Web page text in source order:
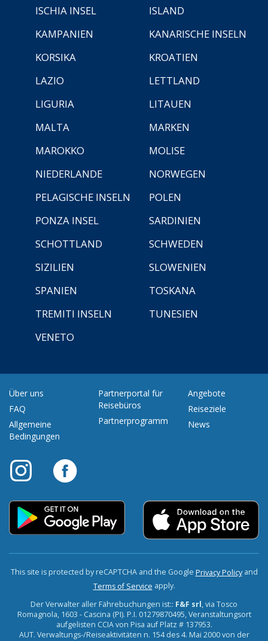
ISCHIA INSEL
ISLAND
KAMPANIEN
KANARISCHE INSELN
KORSIKA
KROATIEN
LAZIO
LETTLAND
LIGURIA
LITAUEN
MALTA
MARKEN
MAROKKO
MOLISE
NIEDERLANDE
NORWEGEN
PELAGISCHE INSELN
POLEN
PONZA INSEL
SARDINIEN
SCHOTTLAND
SCHWEDEN
SIZILIEN
SLOWENIEN
SPANIEN
TOSKANA
TREMITI INSELN
TUNESIEN
VENETO
Über uns
FAQ
Allgemeine
Bedingungen
Partnerportal für
Reisebüros
Partnerprogramm
Angebote
Reiseziele
News
This site is protected by reCAPTCHA and the Google Privacy Policyand
Terms of Service apply.
Der Verwalter aller Fährebuchungen ist:: F&F srl, via Tosco
Romagnola, 1603 - Cascina (PI). P.I. 01279870495, Veranstaltungsort
aufgelisten CCIA von Pisa auf Platz # 137953.
AUT. Verwaltungs-/Reiseaktivitäten n. 154 des 4. Mai 2000 von der